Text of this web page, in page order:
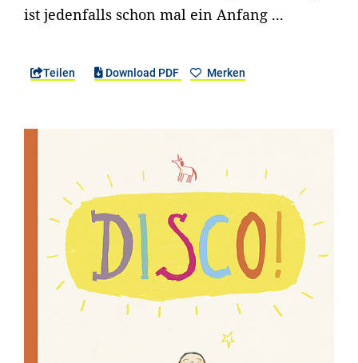
ist jedenfalls schon mal ein Anfang ...
Teilen Download PDF Merken